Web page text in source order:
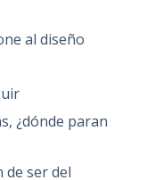
al diseño
¿dónde paran
de ser del